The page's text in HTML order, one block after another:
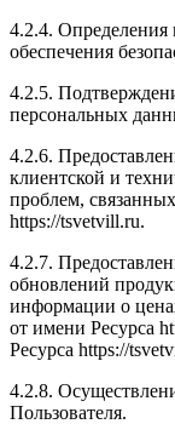
4.2.4. Определения
обеспечения
4.2.5.
персональных
4.2.6.
клиентской и
проблем,
https://tsvetvill.ru.
4.2.7.
обновлений
информации о
от имени Ресурса
Ресурса https://
4.2.8.
Пользователя.